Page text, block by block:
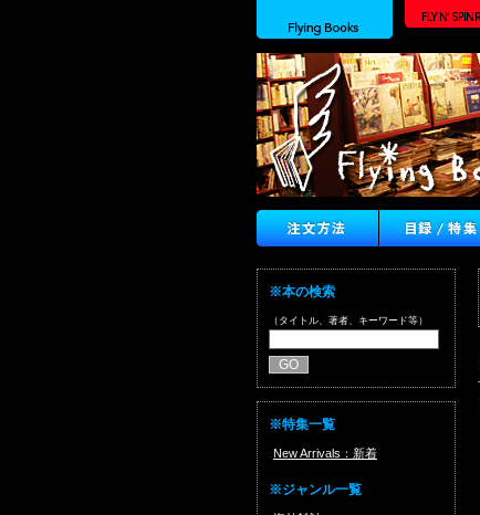
※本の検索
（タイトル、著者、キーワード等）
※特集一覧
New Arrivals：新着
※ジャンル一覧